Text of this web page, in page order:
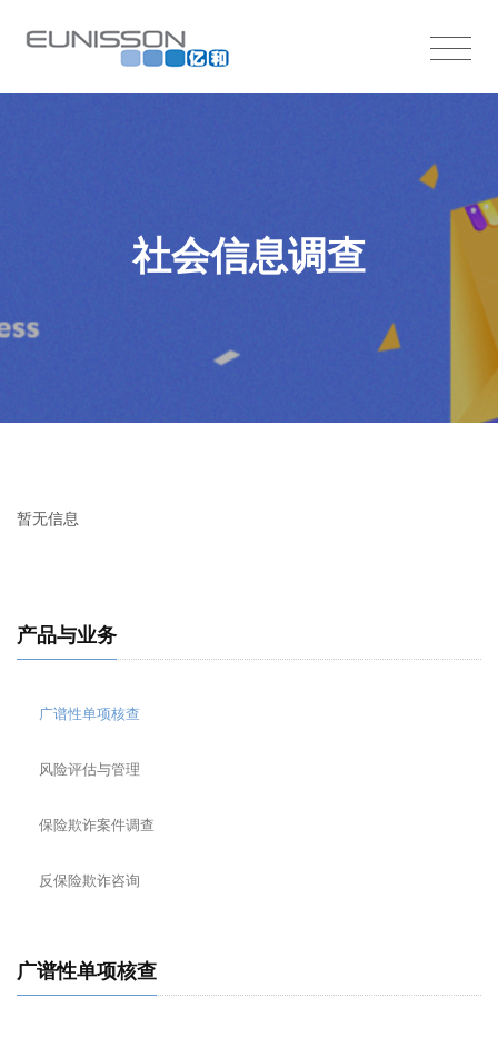
社会信息调查
暂无信息
产品与业务
广谱性单项核查
风险评估与管理
保险欺诈案件调查
反保险欺诈咨询
广谱性单项核查